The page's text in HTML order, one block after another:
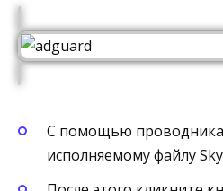
С помощью проводника
исполняемому файлу